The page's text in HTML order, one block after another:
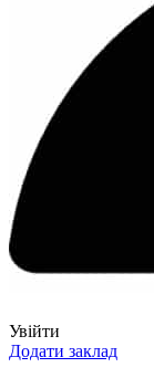
Увійти
Додати заклад